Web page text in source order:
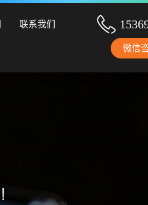
联系我们
微信